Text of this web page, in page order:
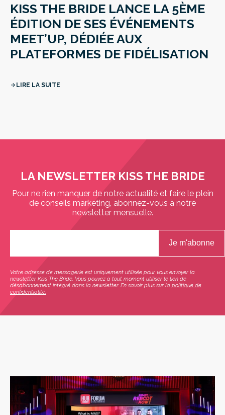
KISS THE BRIDE LANCE LA 5ÈME
ÉDITION DE SES ÉVÉNEMENTS
MEET’UP, DÉDIÉE AUX
PLATEFORMES DE FIDÉLISATION
arrow_forward LIRE LA SUITE
LA NEWSLETTER KISS THE BRIDE
Pour ne rien manquer de notre actualité et faire le plein
de conseils marketing, abonnez-vous à notre
newsletter mensuelle.
Votre adresse de messagerie est uniquement utilisée pour vous envoyer la
newsletter Kiss The Bride. Vous pouvez à tout moment utiliser le lien de
désabonnement intégré dans la newsletter. En savoir plus sur la politique de
confidentialité.